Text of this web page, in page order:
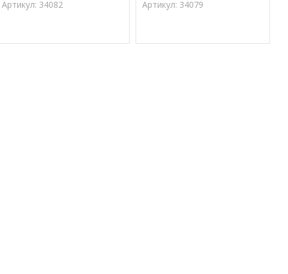
Артикул: 34082 Артикул: 34079